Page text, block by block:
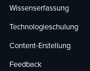
Wissenserfassung
Technologieschulung
Content-Erstellung
Feedback